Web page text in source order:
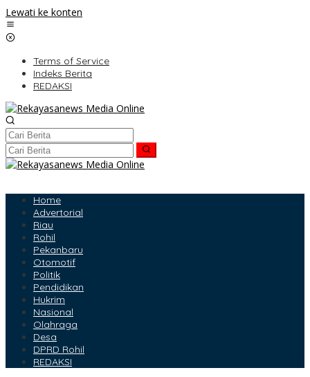
Lewati ke konten
Terms of Service
Indeks Berita
REDAKSI
Home
Advertorial
Riau
Rohil
Pekanbaru
Otomotif
Politik
Pendidikan
Hukrim
Nasional
Olahraga
Desa
DPRD Rohil
REDAKSI